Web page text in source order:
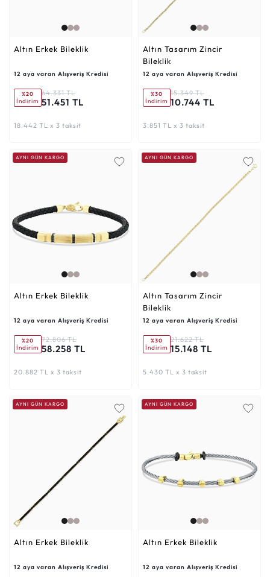
Altın Erkek Bileklik
12 aya varan Alışveriş Kredisi
%20
İndirim
64.331 TL
51.451 TL
18.442 TL x 3 taksit
Altın Tasarım Zincir
Bileklik
12 aya varan Alışveriş Kredisi
%30
İndirim
15.349 TL
10.744 TL
3.851 TL x 3 taksit
AYNI GÜN KARGO
Altın Erkek Bileklik
12 aya varan Alışveriş Kredisi
%20
İndirim
72.806 TL
58.258 TL
20.882 TL x 3 taksit
AYNI GÜN KARGO
Altın Tasarım Zincir
Bileklik
12 aya varan Alışveriş Kredisi
%30
İndirim
21.622 TL
15.148 TL
5.430 TL x 3 taksit
AYNI GÜN KARGO
Altın Erkek Bileklik
12 aya varan Alışveriş Kredisi
AYNI GÜN KARGO
Altın Erkek Bileklik
12 aya varan Alışveriş Kredisi